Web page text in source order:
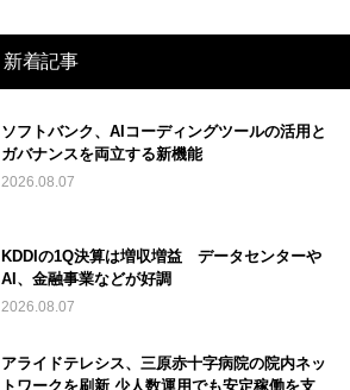
新着記事
ソフトバンク、AIコーディングツールの活用と
ガバナンスを両立する新機能
2026.08.07
KDDIの1Q決算は増収増益 データセンターや
AI、金融事業などが好調
2026.08.07
アライドテレシス、三原赤十字病院の院内ネッ
トワークを刷新 少人数運用でも安定稼働を支